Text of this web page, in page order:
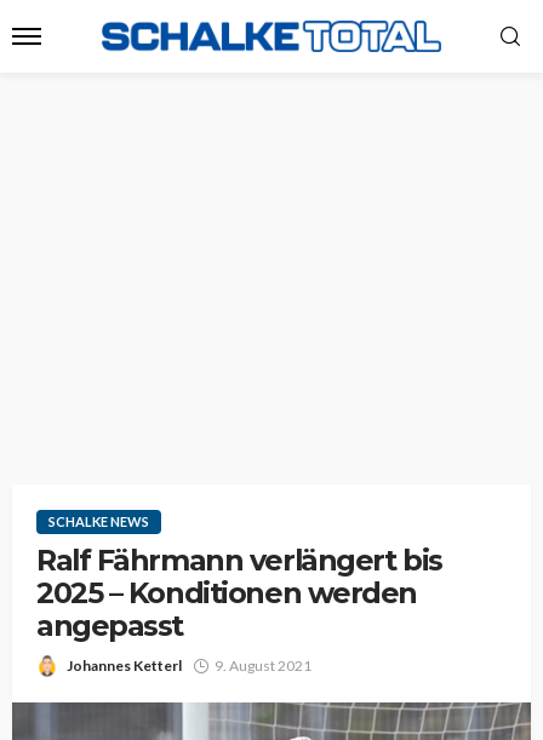
SCHALKE NEWS
Ralf Fährmann verlängert bis
2025 – Konditionen werden
angepasst
Johannes Ketterl 9. August 2021